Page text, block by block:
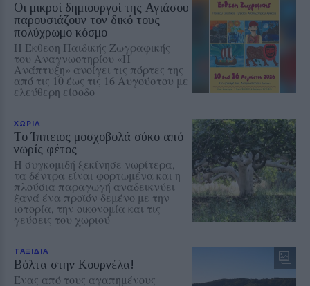
Οι μικροί δημιουργοί της Αγιάσου
παρουσιάζουν τον δικό τους
πολύχρωμο κόσμο
Η Έκθεση Παιδικής Ζωγραφικής
του Αναγνωστηρίου «Η
Ανάπτυξη» ανοίγει τις πόρτες της
από τις 10 έως τις 16 Αυγούστου με
ελεύθερη είσοδο
ΧΩΡΙΑ
Το Ίππειος μοσχοβολά σύκο από
νωρίς φέτος
Η συγκομιδή ξεκίνησε νωρίτερα,
τα δέντρα είναι φορτωμένα και η
πλούσια παραγωγή αναδεικνύει
ξανά ένα προϊόν δεμένο με την
ιστορία, την οικονομία και τις
γεύσεις του χωριού
ΤΑΞΙΔΙΑ
Βόλτα στην Κουρνέλα!
Ένας από τους αγαπημένους